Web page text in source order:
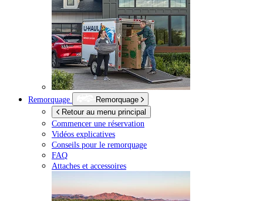
Remorquage
Remorquage
Retour au menu principal
Commencer une réservation
Vidéos explicatives
Conseils pour le remorquage
FAQ
Attaches et accessoires